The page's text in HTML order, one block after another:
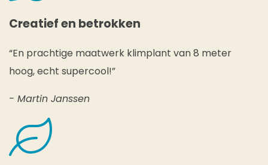
Creatief en betrokken
“En prachtige maatwerk klimplant van 8 meter
hoog, echt supercool!”
- Martin Janssen